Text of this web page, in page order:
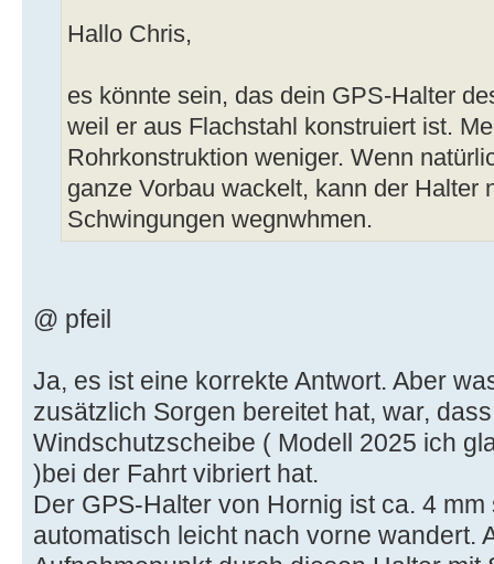
Hallo Chris,
es könnte sein, das dein GPS-Halter
weil er aus Flachstahl konstruiert ist.
Rohrkonstruktion weniger. Wenn
ganze Vorbau wackelt, kann der Halter
Schwingungen wegnwhmen.
@ pfeil
Ja, es ist eine korrekte Antwort. Aber
zusätzlich Sorgen bereitet hat, war,
Windschutzscheibe ( Modell 2025 ich
)bei der Fahrt vibriert hat.
Der GPS-Halter von Hornig ist ca. 4
automatisch leicht nach vorne wandert.